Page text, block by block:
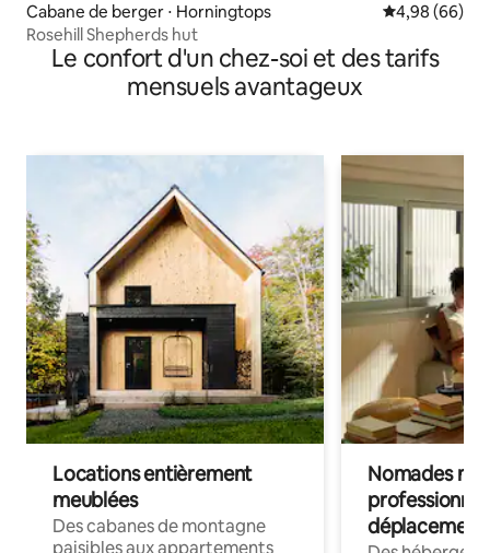
Cabane de berger ⋅ Horningtops Évaluation
4,98 (66)
Rosehill Shepherds hut
Le confort d'un chez-soi et des tarifs
mensuels avantageux
Locations entièrement
meublées
Des cabanes de montagne
Nomades
déplacement